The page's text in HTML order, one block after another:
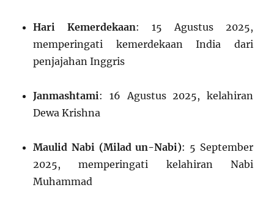
Hari Kemerdekaan: 15 Agustus 2025,
memperingati kemerdekaan India dari
penjajahan Inggris
Janmashtami: 16 Agustus 2025, kelahiran
Dewa Krishna
Maulid Nabi (Milad un-Nabi): 5 September
2025, memperingati kelahiran Nabi
Muhammad